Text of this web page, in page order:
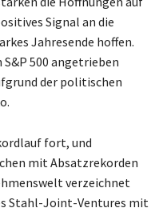
Signal an die
Jahresende hoffen.
500 angetrieben
der politischen
fort, und
mit Absatzrekorden
verzeichnet
Stahl-Joint-Ventures mit